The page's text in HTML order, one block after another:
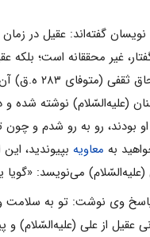
گفته‌اند: عقیل در
غیر محققانه است؛ بلکه
آن را در کتاب خود آورده است (
(علیه‌السّلام) نوشته
او بودند، رو به رو شدم و
به معاویه بپیوندید،
می‌نویسد: «گویا
پاسخ وی نوشت: تو به
عقیل از علی (علیه‌السّلام)